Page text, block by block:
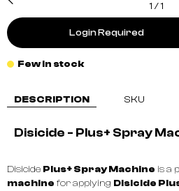
1 /1
Login Required
Few in stock
DESCRIPTION SKU
Disicide - Plus+ Spray
Disicide Plus+ Spray Machine is a
machine for applying Disicide